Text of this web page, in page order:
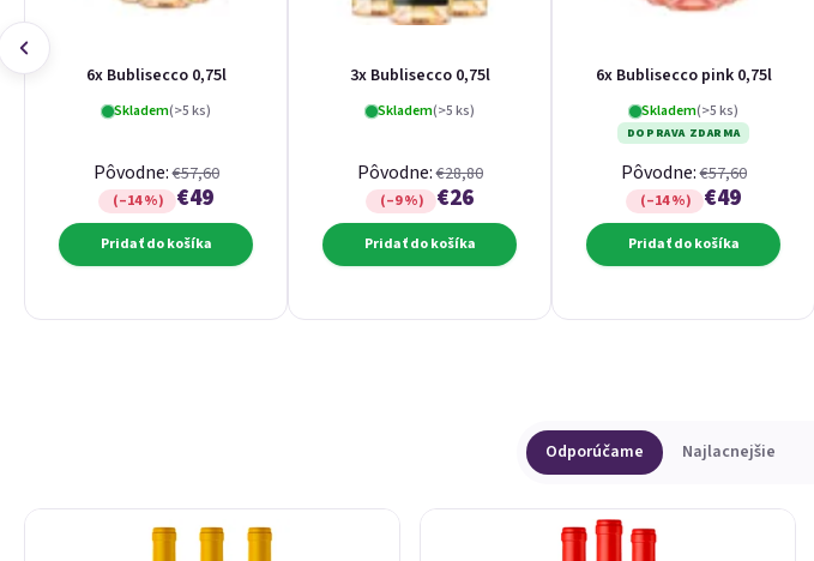
6x Bublisecco 0,75l
Skladem(>5 ks)
Pôvodne:€57,60
(–14 %) €49
Pridať do košíka
3x Bublisecco 0,75l
Skladem(>5 ks)
Pôvodne:€28,80
(–9 %) €26
Pridať do košíka
6x Bublisecco pink 0,75l
Skladem(>5 ks)
DOPRAVA ZDARMA
Pôvodne:€57,60
(–14 %) €49
Pridať do košíka
Odporúčame Najlacnejšie